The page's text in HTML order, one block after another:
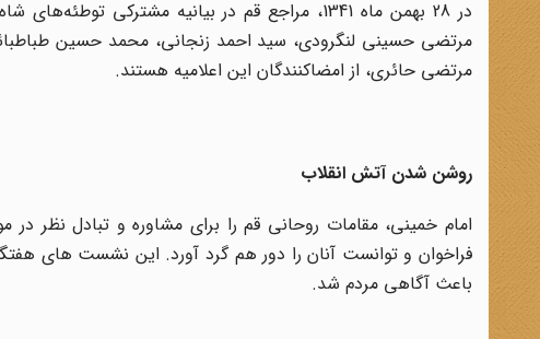
در 28 بهمن ماه 1341، مراجع قم در بیانیه
مرتضی حسینی لنگرودی، سید احمد زنجانی، محمد حسین
مرتضی حائری، از امضاکنندگان این اعلامیه هستند.
روشن شدن آتش انقلاب
امام خمینی، مقامات روحانی قم را برای مشاوره و تبادل
فراخوان و توانست آنان را دور هم گرد آورد. این نشست های
باعث آگاهی مردم شد.